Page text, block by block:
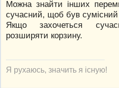
Можна знайти інших
сучасний, щоб був
Якщо захочеться
розширяти корзину.
Я рухаюсь, значить я існую!